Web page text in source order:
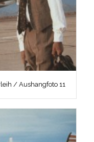
/ Aushangfoto 11